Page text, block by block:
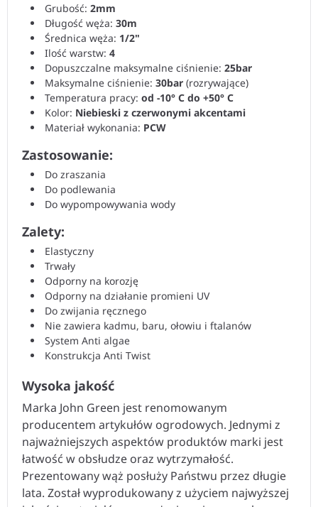
Grubość: 2mm
Długość węża: 30m
Średnica węża: 1/2"
Ilość warstw: 4
Dopuszczalne maksymalne ciśnienie: 25bar
Maksymalne ciśnienie: 30bar (rozrywające)
Temperatura pracy: od -10° C do +50° C
Kolor: Niebieski z czerwonymi akcentami
Materiał wykonania: PCW
Zastosowanie:
Do zraszania
Do podlewania
Do wypompowywania wody
Zalety:
Elastyczny
Trwały
Odporny na korozję
Odporny na działanie promieni UV
Do zwijania ręcznego
Nie zawiera kadmu, baru, ołowiu i ftalanów
System Anti algae
Konstrukcja Anti Twist
Wysoka jakość
Marka John Green jest renomowanym
producentem artykułów ogrodowych. Jednymi z
najważniejszych aspektów produktów marki jest
łatwość w obsłudze oraz wytrzymałość.
Prezentowany wąż posłuży Państwu przez długie
lata. Został wyprodukowany z użyciem najwyższej